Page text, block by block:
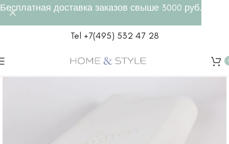
Tel +7(495) 532 47 28
Бесплатная доставка заказов свыше 3000 руб.